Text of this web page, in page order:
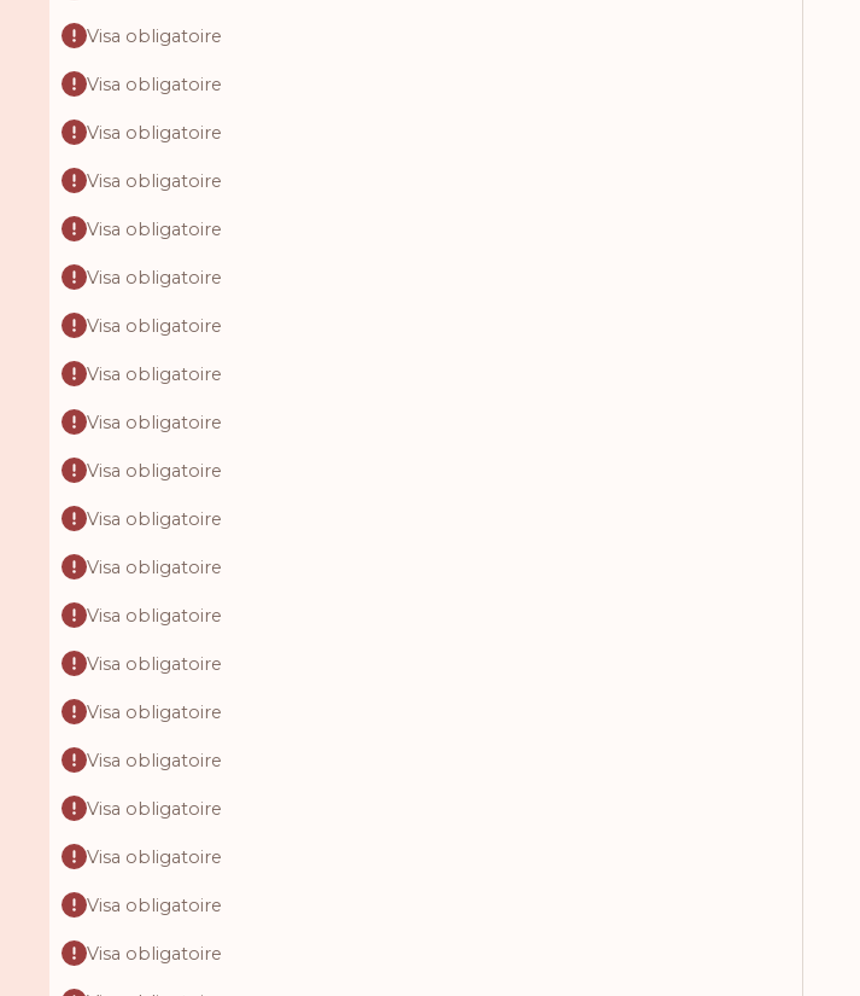
Visa obligatoire
Visa obligatoire
Visa obligatoire
Visa obligatoire
Visa obligatoire
Visa obligatoire
Visa obligatoire
Visa obligatoire
Visa obligatoire
Visa obligatoire
Visa obligatoire
Visa obligatoire
Visa obligatoire
Visa obligatoire
Visa obligatoire
Visa obligatoire
Visa obligatoire
Visa obligatoire
Visa obligatoire
Visa obligatoire